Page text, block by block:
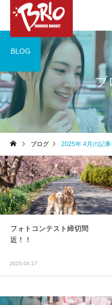
お得情報
COMPANY
特選ギフトのご案内
ブ
BLOG
ブログ 2025年 4月の記
フォトコンテスト締切間
近！！
2025.04.17